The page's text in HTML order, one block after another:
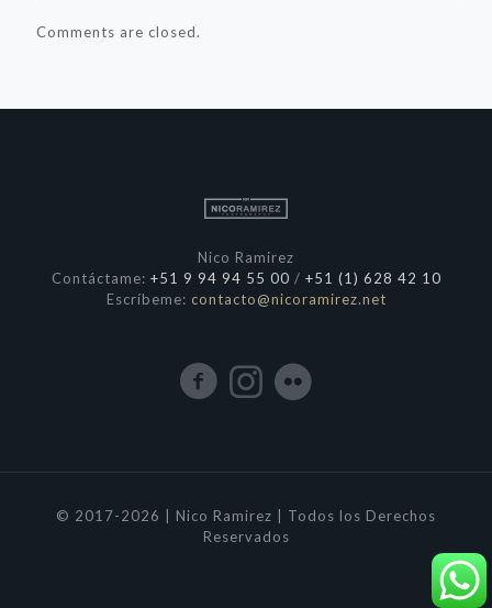
Comments are closed.
Nico Ramirez
Contáctame: +51 9 94 94 55 00 / +51 (1) 628 42 10
Escríbeme: contacto@nicoramirez.net
© 2017-2026 | Nico Ramirez | Todos los Derechos
Reservados